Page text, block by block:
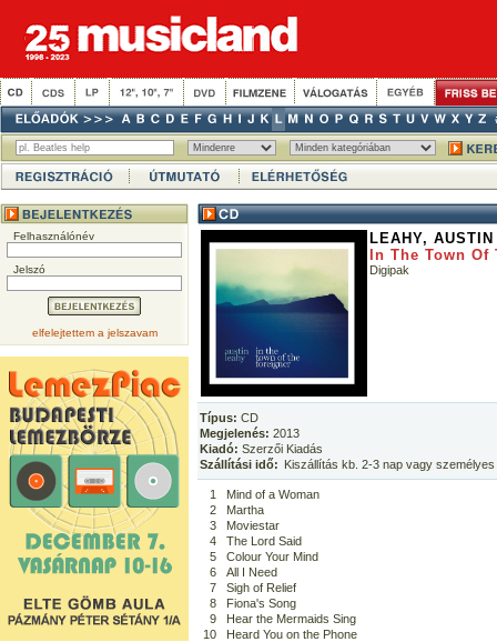
Felhasználónév
Jelszó
elfelejtettem a jelszavam
LEAHY, AUSTIN
In The Town
Digipak
Típus: CD
Megjelenés: 2013
Kiadó: Szerzői Kiadás
Szállítási idő: Kiszállítás kb. 2-3 nap vagy
1
Mind of a Woman
2
Martha
3
Moviestar
4
The Lord Said
5
Colour Your Mind
6
All I Need
7
Sigh of Relief
8
Fiona's Song
9
Hear the Mermaids Sing
10
Heard You on the Phone